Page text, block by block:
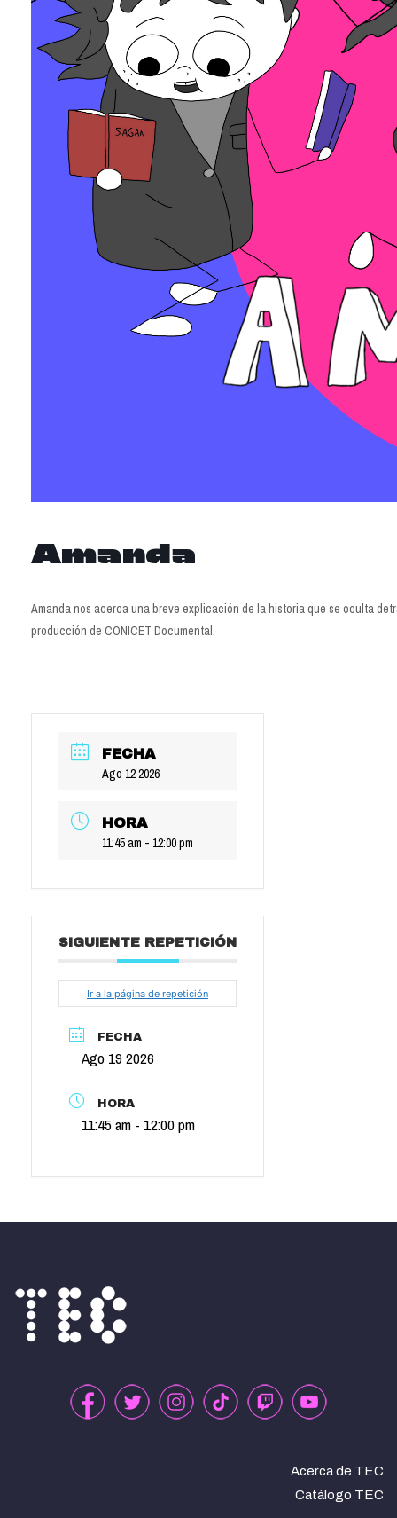
Amanda
Amanda nos acerca una breve explicación de la historia que se oculta
producción de CONICET Documental.
FECHA
Ago 12 2026
HORA
11:45 am - 12:00 pm
SIGUIENTE REPETICIÓN
Ir a la página de repetición
FECHA
Ago 19 2026
HORA
11:45 am - 12:00 pm
Acerca de TEC
Catálogo TEC